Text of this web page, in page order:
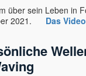
über sein Leben in
2021. Das